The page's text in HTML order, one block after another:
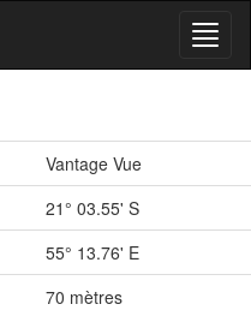
Vantage Vue
21° 03.55' S
55° 13.76' E
70 mètres